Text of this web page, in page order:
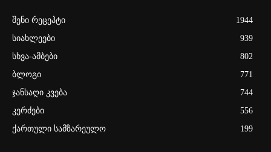
შენი რეცეპტი
1944
სიახლეები
939
სხვა-ამბები
802
ბლოგი
771
ჯანსაღი კვება
744
კერძები
556
ქართული სამზარეულო
199